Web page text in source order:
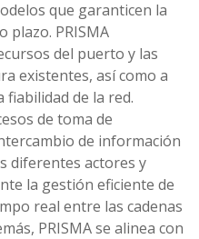
que garanticen la
plazo. PRISMA
del puerto y las
existentes, así como a
de la red.
de toma de
de información
diferentes actores y
la gestión eficiente de
real entre las cadenas
PRISMA se alinea con